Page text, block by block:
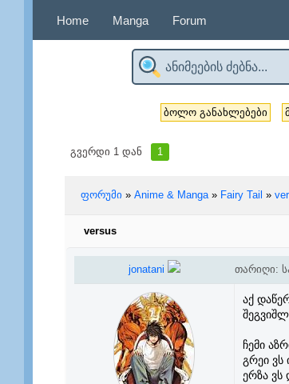
Home Manga Forum
ბოლო განახლებები
გვერდი 1დან 1
ფორუმი » Anime & Manga » Fairy Tail »
versus
jonatani თარიღი:
აქ
ჩემი
გრეი ვს
ერზა ვს